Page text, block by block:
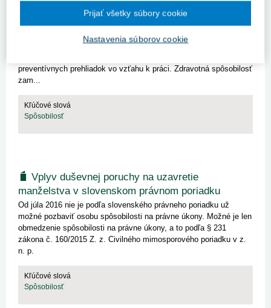
zamestnancov na prácu a lekárske
preventívne prehliadky vo vzťahu k práci
Jednou z povinností zamestnávateľa vyplývajúcich zo zákona č.
355/2007 Z. z. je zabezpečenie posúdenia zdravotnej spôsobilosti
preventívnych prehliadok vo vzťahu k práci. Zdravotná spôsobilosť
zam...
Kľúčové slová
Spôsobilosť
Vplyv duševnej poruchy na uzavretie
manželstva v slovenskom právnom poriadku
Od júla 2016 nie je podľa slovenského právneho poriadku už
možné pozbaviť osobu spôsobilosti na právne úkony. Možné je len
obmedzenie spôsobilosti na právne úkony, a to podľa § 231
zákona č. 160/2015 Z. z. Civilného mimosporového poriadku v z.
n. p.
Kľúčové slová
Spôsobilosť
Nastavenia súborov cookie
Prijať všetky súbory cookie